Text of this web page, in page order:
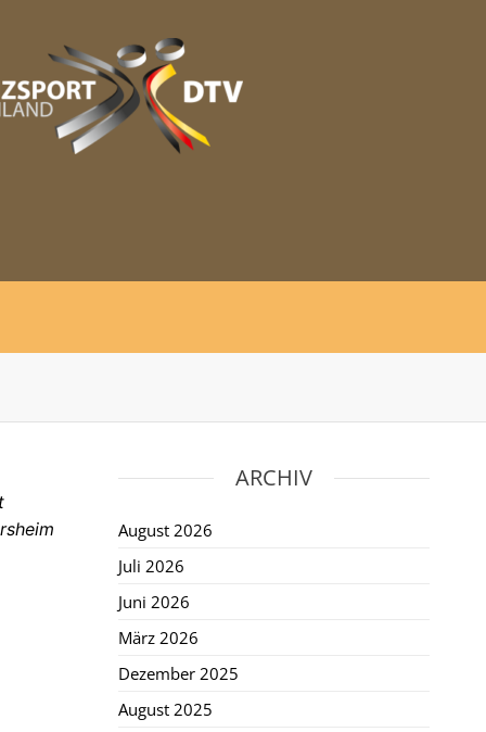
ARCHIV
August 2026
Juli 2026
Juni 2026
März 2026
Dezember 2025
August 2025